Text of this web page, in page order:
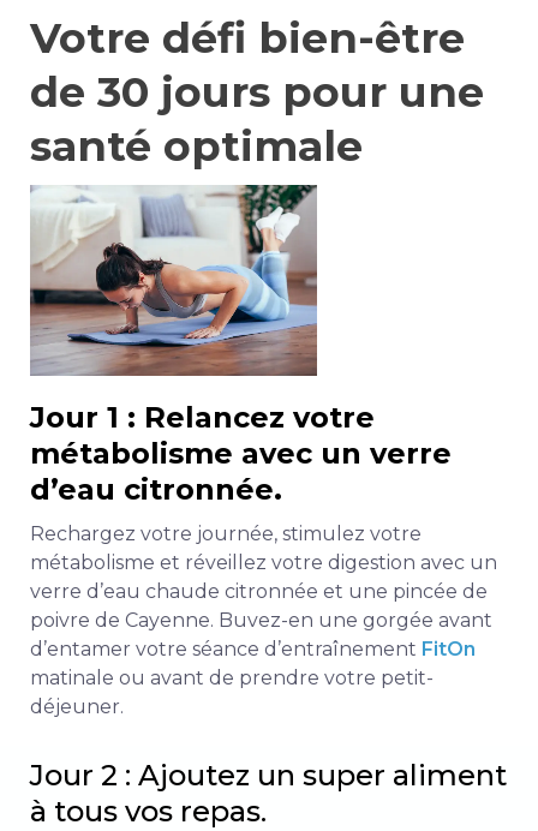
Votre défi bien-être
de 30 jours pour une
santé optimale
Jour 1 : Relancez votre
métabolisme avec un verre
d’eau citronnée.
Rechargez votre journée, stimulez votre
métabolisme et réveillez votre digestion avec un
verre d’eau chaude citronnée et une pincée de
poivre de Cayenne. Buvez-en une gorgée avant
d’entamer votre séance d’entraînement FitOn
matinale ou avant de prendre votre petit-
déjeuner.
Jour 2 : Ajoutez un super aliment
à tous vos repas.